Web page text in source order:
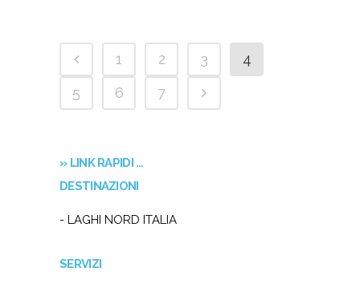
1 2 3
4
5
6 7
» LINK RAPIDI …
DESTINAZIONI
- LAGHI NORD ITALIA
SERVIZI